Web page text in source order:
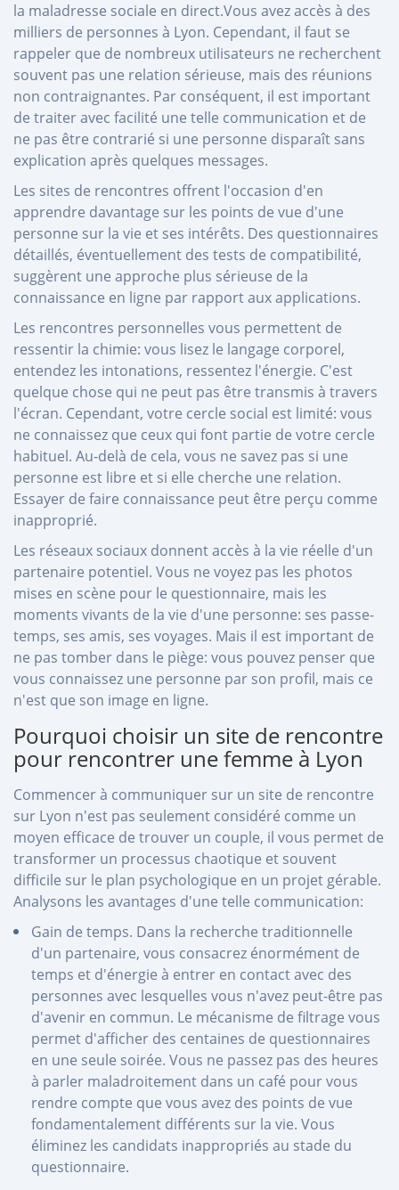
la maladresse sociale en direct.Vous avez accès à des
milliers de personnes à Lyon. Cependant, il faut se
rappeler que de nombreux utilisateurs ne recherchent
souvent pas une relation sérieuse, mais des réunions
non contraignantes. Par conséquent, il est important
de traiter avec facilité une telle communication et de
ne pas être contrarié si une personne disparaît sans
explication après quelques messages.
Les sites de rencontres offrent l'occasion d'en
apprendre davantage sur les points de vue d'une
personne sur la vie et ses intérêts. Des questionnaires
détaillés, éventuellement des tests de compatibilité,
suggèrent une approche plus sérieuse de la
connaissance en ligne par rapport aux applications.
Les rencontres personnelles vous permettent de
ressentir la chimie: vous lisez le langage corporel,
entendez les intonations, ressentez l'énergie. C'est
quelque chose qui ne peut pas être transmis à travers
l'écran. Cependant, votre cercle social est limité: vous
ne connaissez que ceux qui font partie de votre cercle
habituel. Au-delà de cela, vous ne savez pas si une
personne est libre et si elle cherche une relation.
Essayer de faire connaissance peut être perçu comme
inapproprié.
Les réseaux sociaux donnent accès à la vie réelle d'un
partenaire potentiel. Vous ne voyez pas les photos
mises en scène pour le questionnaire, mais les
moments vivants de la vie d'une personne: ses passe-
temps, ses amis, ses voyages. Mais il est important de
ne pas tomber dans le piège: vous pouvez penser que
vous connaissez une personne par son profil, mais ce
n'est que son image en ligne.
Pourquoi choisir un site de rencontre
pour rencontrer une femme à Lyon
Commencer à communiquer sur un site de rencontre
sur Lyon n'est pas seulement considéré comme un
moyen efficace de trouver un couple, il vous permet de
transformer un processus chaotique et souvent
difficile sur le plan psychologique en un projet gérable.
Analysons les avantages d'une telle communication:
Gain de temps. Dans la recherche traditionnelle
d'un partenaire, vous consacrez énormément de
temps et d'énergie à entrer en contact avec des
personnes avec lesquelles vous n'avez peut-être pas
d'avenir en commun. Le mécanisme de filtrage vous
permet d'afficher des centaines de questionnaires
en une seule soirée. Vous ne passez pas des heures
à parler maladroitement dans un café pour vous
rendre compte que vous avez des points de vue
fondamentalement différents sur la vie. Vous
éliminez les candidats inappropriés au stade du
questionnaire.